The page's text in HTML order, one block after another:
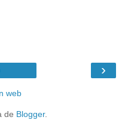
›
web
de Blogger.